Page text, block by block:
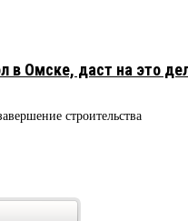
в Омске, даст на это
строительства